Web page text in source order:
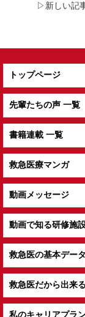
▷新しい記
トップページ
先輩たちの声 一覧
書籍連載 一覧
救急医療マンガ
動画メッセージ
動画で知る研修施
救急医の基本データ
救急医だから出来
私のキャリアプラ